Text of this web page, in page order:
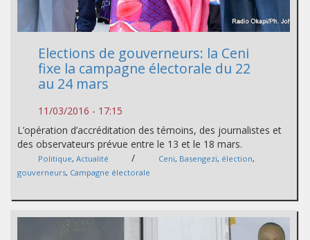
Elections de gouverneurs: la Ceni
fixe la campagne électorale du 22
au 24 mars
11/03/2016 - 17:15
L’opération d’accréditation des témoins, des journalistes et
des observateurs prévue entre le 13 et le 18 mars.
Politique, Actualité / Ceni, Basengezi, élection,
gouverneurs, Campagne électorale